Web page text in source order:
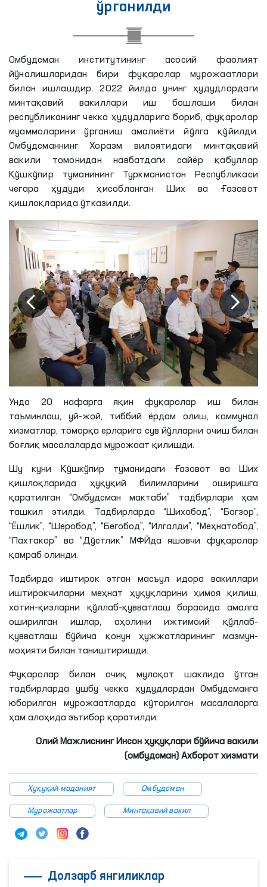
ўрганилди
Омбудсман институтининг асосий фаолият
йўналишларидан бири фуқаролар мурожаатлари
билан ишлашдир. 2022 йилда унинг ҳудудлардаги
минтақавий вакиллари иш бошлаши билан
республиканинг чекка ҳудудларига бориб, фуқаролар
муаммоларини ўрганиш амалиёти йўлга қўйилди.
Омбудсманнинг Хоразм вилоятидаги минтақавий
вакили томонидан навбатдаги сайёр қабуллар
Қўшкўпир туманининг Туркманистон Республикаси
чегара ҳудуди ҳисобланган Ших ва Ғазовот
қишлоқларида ўтказилди.
Унда 20 нафарга яқин фуқаролар иш билан
таъминлаш, уй-жой, тиббий ёрдам олиш, коммунал
хизматлар, томорқа ерларига сув йўлларни очиш билан
боғлиқ масалаларда мурожаат қилишди.
Шу куни Қўшкўпир туманидаги Ғазовот ва Ших
қишлоқларида ҳуқуқий билимларини оширишга
қаратилган “Омбудсман мактаби” тадбирлари ҳам
ташкил этилди. Тадбирларда “Шихобод”, “Богзор”,
“Ёшлик”, “Шеробод”, “Бегобод”, “Илгалди”, “Меҳнатобод”,
“Пахтакор” ва “Дўстлик” МФЙда яшовчи фуқаролар
қамраб олинди.
Тадбирда иштирок этган масъул идора вакиллари
иштирокчиларни меҳнат ҳуқуқларини ҳимоя қилиш,
хотин-қизларни қўллаб-қувватлаш борасида амалга
оширилган ишлар, аҳолини ижтимоий қўллаб-
қувватлаш бўйича қонун ҳужжатларининг мазмун-
моҳияти билан таништиришди.
Фуқаролар билан очиқ мулоқот шаклида ўтган
тадбирларда ушбу чекка ҳудудлардан Омбудсманга
юборилган мурожаатларда кўтарилган масалаларга
ҳам алоҳида эътибор қаратилди.
Олий Мажлиснинг Инсон ҳуқуқлари бўйича вакили
(омбудсман) Ахборот хизмати
Ҳуқуқий маданият Омбудсман
Мурожаатлар Минтақавий вакил
Долзарб янгиликлар